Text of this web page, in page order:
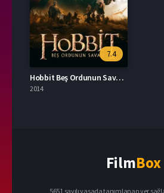
7.4
Hobbit Beş Ordunun Savaşı 2014 – The Hobbit: The Battle of the Five Armies 1080p Turkce Dublaj izle
2014
FilmBox
5651 sayılı yasada tanımlanan yer